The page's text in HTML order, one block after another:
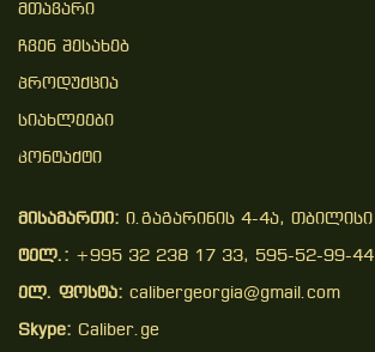
Მთავარი
Ჩვენ Შესახებ
Პროდუქცია
Სიახლეები
Კონტაქტი
მისამართი: ი.გაგარინის 4-4ა, თბილისი
ტელ.: +995 32 238 17 33, 595-52-99-44
ელ. ფოსტა: calibergeorgia@gmail.com
Skype: Caliber.ge